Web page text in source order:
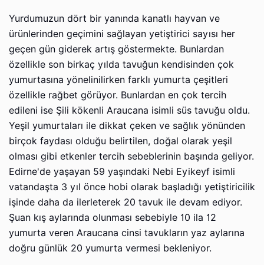
Yurdumuzun dört bir yanında kanatlı hayvan ve
ürünlerinden geçimini sağlayan yetiştirici sayısı her
geçen gün giderek artış göstermekte. Bunlardan
özellikle son birkaç yılda tavuğun kendisinden çok
yumurtasına yönelinilirken farklı yumurta çeşitleri
özellikle rağbet görüyor. Bunlardan en çok tercih
edileni ise Şili kökenli Araucana isimli süs tavuğu oldu.
Yeşil yumurtaları ile dikkat çeken ve sağlık yönünden
birçok faydası olduğu belirtilen, doğal olarak yeşil
olması gibi etkenler tercih sebeblerinin başında geliyor.
Edirne'de yaşayan 59 yaşındaki Nebi Eyikeyf isimli
vatandaşta 3 yıl önce hobi olarak başladığı yetiştiricilik
işinde daha da ilerleterek 20 tavuk ile devam ediyor.
Şuan kış aylarında olunması sebebiyle 10 ila 12
yumurta veren Araucana cinsi tavukların yaz aylarına
doğru günlük 20 yumurta vermesi bekleniyor.